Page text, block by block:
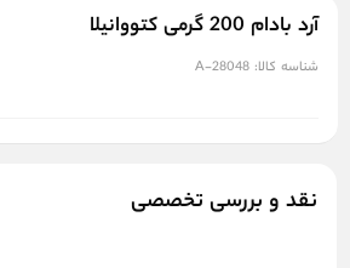
آرد بادام 200 گرمی کتووانیلا
شناسه کالا: A-28048
نقد و بررسی تخصصی